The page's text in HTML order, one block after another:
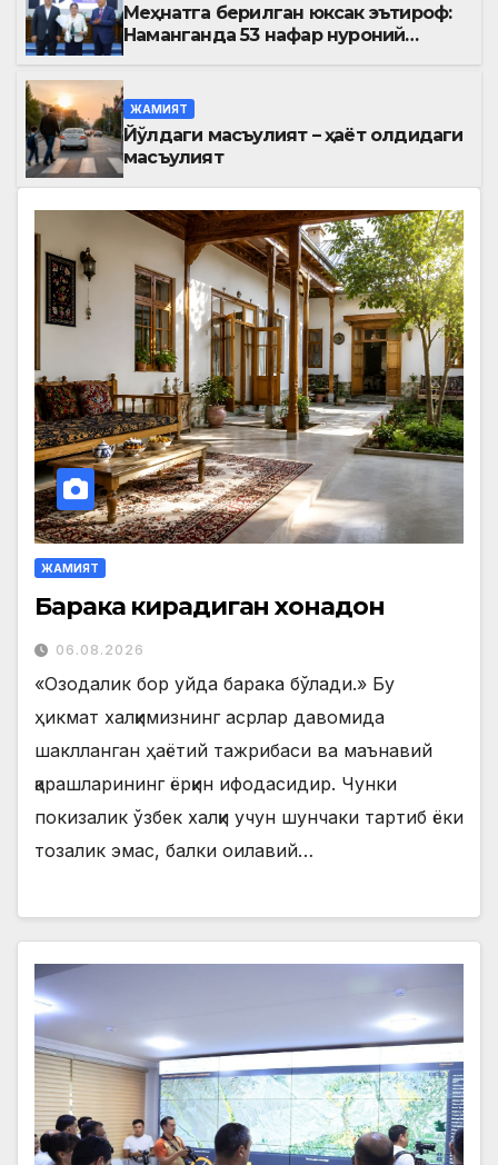
Меҳнатга берилган юксак эътироф:
Наманганда 53 нафар нуроний
ЖАМИЯТ
Йўлдаги масъулият – ҳаёт олдидаги
масъулият
ЖАМИЯТ
Барака кирадиган хонадон
06.08.2026
«Озодалик бор уйда барака бўлади.» Бу
ҳикмат халқимизнинг асрлар давомида
шаклланган ҳаётий тажрибаси ва маънавий
қарашларининг ёрқин ифодасидир. Чунки
покизалик ўзбек халқи учун шунчаки тартиб ёки
тозалик эмас, балки оилавий…